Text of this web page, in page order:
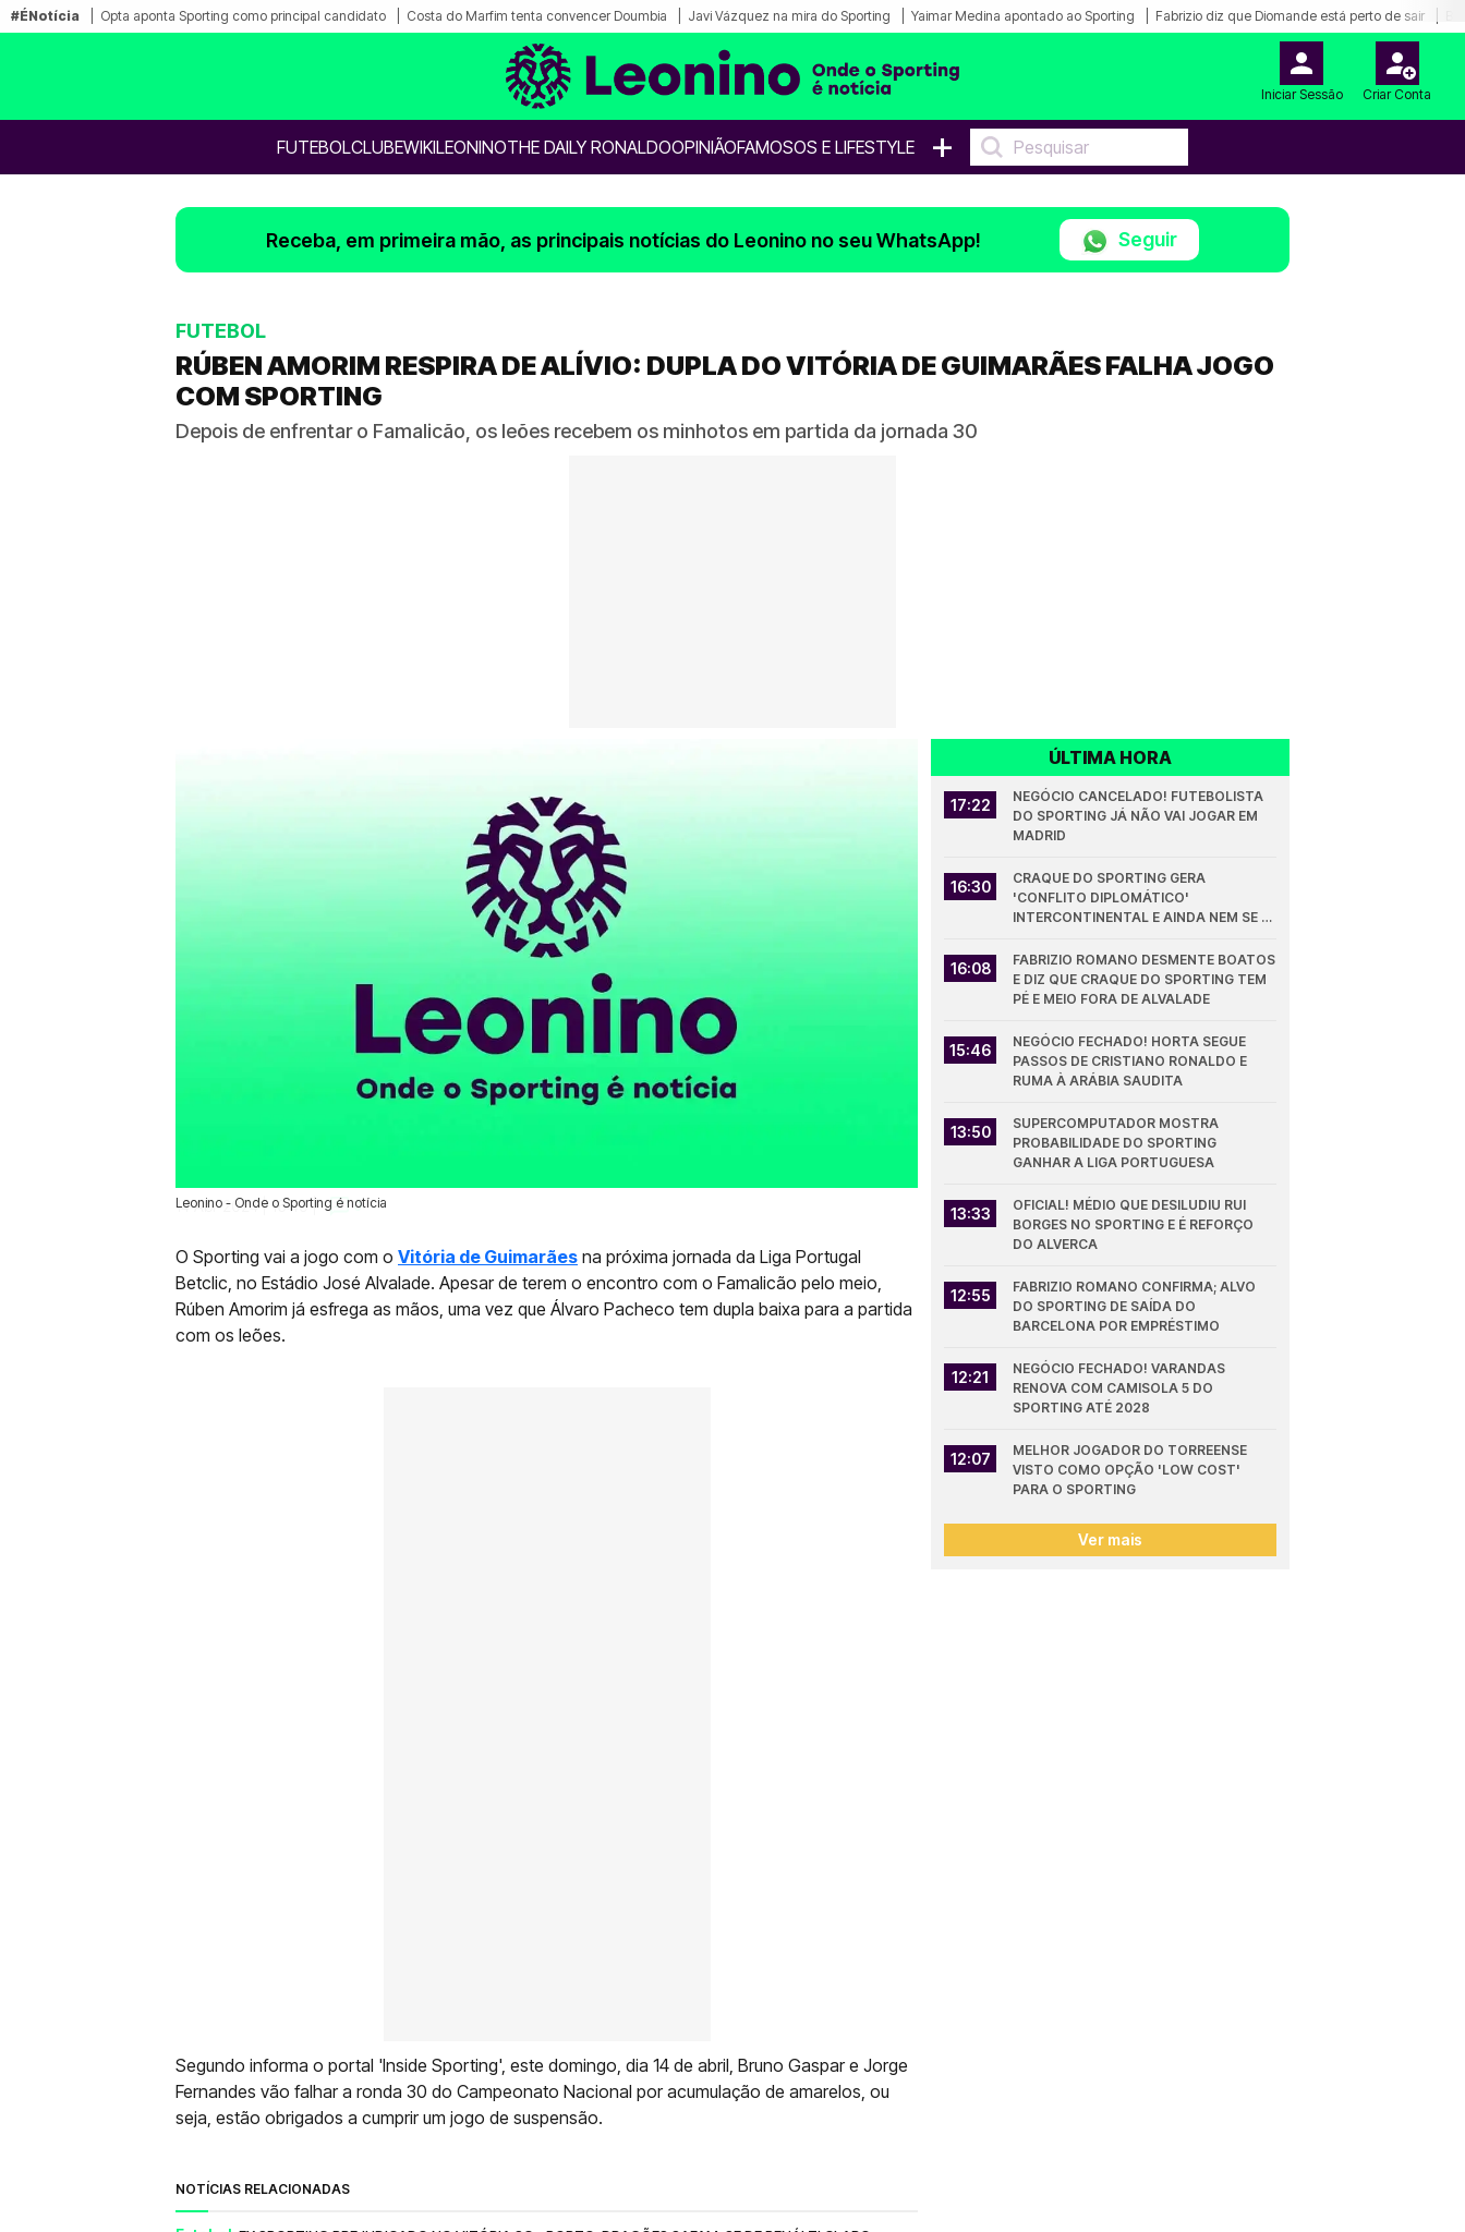
#ÉNotícia Opta aponta Sporting como principal candidato Costa do Marfim tenta convencer Doumbia Javi Vázquez na mira do Sporting Yaimar Medina apontado ao Sporting Fabrizio diz que Diomande está perto de sair
Iniciar Sessão Criar Conta
FUTEBOLCLUBEWIKILEONINOTHE DAILY RONALDOOPINIÃOFAMOSOS E LIFESTYLE +
Receba, em primeira mão, as principais notícias do Leonino no seu WhatsApp! Seguir
FUTEBOL
RÚBEN AMORIM RESPIRA DE ALÍVIO: DUPLA DO VITÓRIA DE GUIMARÃES FALHA JOGO
COM SPORTING
Depois de enfrentar o Famalicão, os leões recebem os minhotos em partida da jornada 30
Leonino - Onde o Sporting é notícia
14 Abr 2024 | 16:49 | 0
O Sporting vai a jogo com o Vitória de Guimarães na próxima jornada da Liga Portugal
Betclic, no Estádio José Alvalade. Apesar de terem o encontro com o Famalicão pelo meio,
Rúben Amorim já esfrega as mãos, uma vez que Álvaro Pacheco tem dupla baixa para a partida
com os leões.
Segundo informa o portal 'Inside Sporting', este domingo, dia 14 de abril, Bruno Gaspar e Jorge
Fernandes vão falhar a ronda 30 do Campeonato Nacional por acumulação de amarelos, ou
seja, estão obrigados a cumprir um jogo de suspensão.
NOTÍCIAS RELACIONADAS
ÚLTIMA HORA
17:22
NEGÓCIO CANCELADO! FUTEBOLISTA
DO SPORTING JÁ NÃO VAI JOGAR EM
MADRID
16:30
CRAQUE DO SPORTING GERA
'CONFLITO DIPLOMÁTICO'
INTERCONTINENTAL E AINDA NEM SE
16:08
FABRIZIO ROMANO DESMENTE BOATOS
E DIZ QUE CRAQUE DO SPORTING TEM
PÉ E MEIO FORA DE ALVALADE
15:46
NEGÓCIO FECHADO! HORTA SEGUE
PASSOS DE CRISTIANO RONALDO E
RUMA À ARÁBIA SAUDITA
13:50
SUPERCOMPUTADOR MOSTRA
PROBABILIDADE DO SPORTING
GANHAR A LIGA PORTUGUESA
13:33
OFICIAL! MÉDIO QUE DESILUDIU RUI
BORGES NO SPORTING E É REFORÇO
DO ALVERCA
12:55
FABRIZIO ROMANO CONFIRMA; ALVO
DO SPORTING DE SAÍDA DO
BARCELONA POR EMPRÉSTIMO
12:21
NEGÓCIO FECHADO! VARANDAS
RENOVA COM CAMISOLA 5 DO
SPORTING ATÉ 2028
12:07
MELHOR JOGADOR DO TORREENSE
VISTO COMO OPÇÃO 'LOW COST'
PARA O SPORTING
Ver mais